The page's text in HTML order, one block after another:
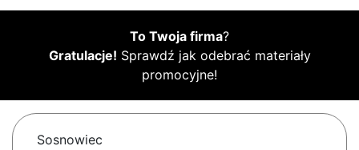
To Twoja firma?
Gratulacje! Sprawdź jak odebrać materiały
promocyjne!
Sosnowiec